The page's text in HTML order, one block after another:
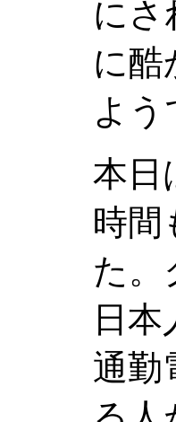
にさ
に酷
よ
本日
時間
た。
日
通勤